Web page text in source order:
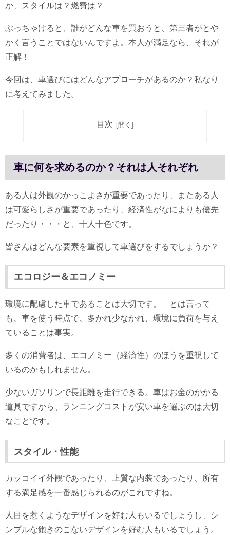
か、スタイルは？燃費は？
ぶっちゃけると、誰がどんな車を買おうと、第三者がとや
かく言うことではないんですよ。本人が満足なら、それが
正解！
今回は、車選びにはどんなアプローチがあるのか？私なり
に考えてみました。
目次
車に何を求めるのか？それは人それぞれ
ある人は外観のかっこよさが重要であったり、またある人
は可愛らしさが重要であったり、経済性がなによりも優先
だったり・・・と、十人十色です。
皆さんはどんな要素を重視して車選びをするでしょうか？
エコロジー＆エコノミー
環境に配慮した車であることは大切です。 とは言って
も、車を使う時点で、多かれ少なかれ、環境に負荷を与え
ていることは事実。
多くの消費者は、エコノミー（経済性）のほうを重視して
いるのかもしれません。
少ないガソリンで長距離を走行できる。車はお金のかかる
道具ですから、ランニングコストが安い車を選ぶのは大切
なことです。
スタイル・性能
カッコイイ外観であったり、上質な内装であったり、所有
する満足感を一番感じられるのがこれですね。
人目を惹くようなデザインを好む人もいるでしょうし、シ
ンプルな飽きのこないデザインを好む人もいるでしょう。